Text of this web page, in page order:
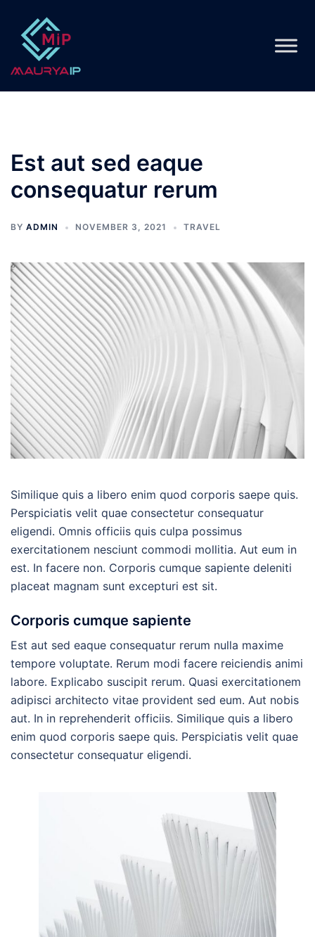
content
Est aut sed eaque
consequatur rerum
BY ADMIN NOVEMBER 3, 2021 TRAVEL
Similique quis a libero enim quod corporis saepe quis.
Perspiciatis velit quae consectetur consequatur
eligendi. Omnis officiis quis culpa possimus
exercitationem nesciunt commodi mollitia. Aut eum in
est. In facere non. Corporis cumque sapiente deleniti
placeat magnam sunt excepturi est sit.
Corporis cumque sapiente
Est aut sed eaque consequatur rerum nulla maxime
tempore voluptate. Rerum modi facere reiciendis animi
labore. Explicabo suscipit rerum. Quasi exercitationem
adipisci architecto vitae provident sed eum. Aut nobis
aut. In in reprehenderit officiis. Similique quis a libero
enim quod corporis saepe quis. Perspiciatis velit quae
consectetur consequatur eligendi.